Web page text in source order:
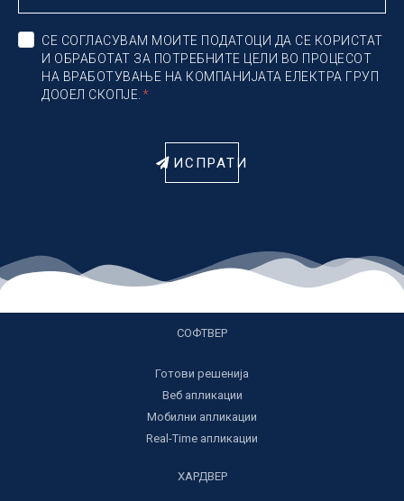
СЕ СОГЛАСУВАМ МОИТЕ ПОДАТОЦИ ДА СЕ КОРИСТАТ
И ОБРАБОТАТ ЗА ПОТРЕБНИТЕ ЦЕЛИ ВО ПРОЦЕСОТ
НА ВРАБОТУВАЊЕ НА КОМПАНИЈАТА ЕЛЕКТРА ГРУП
ДООЕЛ СКОПЈЕ.
ИСПРАТИ
СОФТВЕР
Готови решенија
Веб апликации
Мобилни апликации
Real-Time апликации
ХАРДВЕР